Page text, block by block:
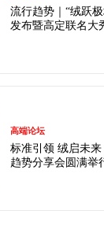
流行趋势｜“绒跃
发布暨高定联名大
高端论坛
标准引领 绒启未
趋势分享会圆满举